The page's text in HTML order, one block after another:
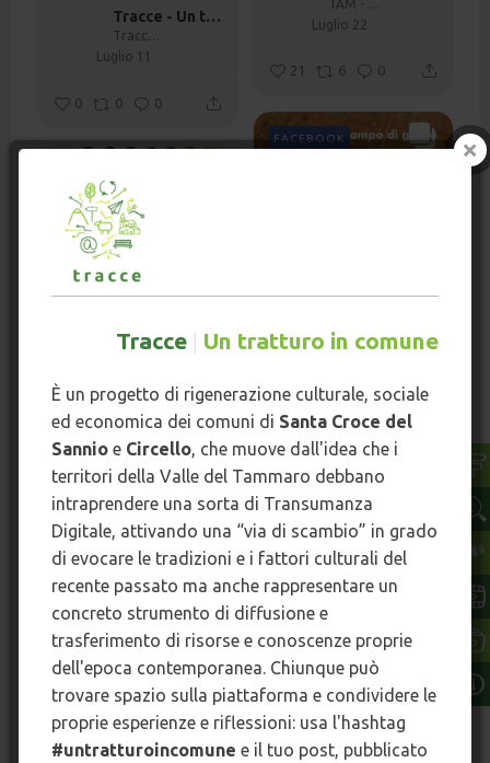
Luglio 22
21 6 0
Tracce - Un tratturo in comune
Luglio 11
0 0 0
Concerto di pianoforte al
tramonto in occasione
della prima mietitura dei
campi della Comunità del
Grano dell’Alto Tammaro.
Le note di Pellegrino
Fortunato entreranno in
dialogo con il paesaggio
agricolo e attiveranno il...
Luglio 9
FACEBOOK
Giada Onlus Cooperativa Sociale p.a.
Giada Onlus Cooperativa Sociale p.a. Luglio 8
36 14 0
LE AREE INTERNE SI
Tracce | Un tratturo in comune
È un progetto di rigenerazione culturale, sociale
ed economica dei comuni di Santa Croce del
Sannioe Circello, che muove dall'idea che i
territori della Valle del Tammaro debbano
intraprendere una sorta di Transumanza
Digitale, attivando una “via di scambio” in grado
di evocare le tradizioni e i fattori culturali del
recente passato ma anche rappresentare un
concreto strumento di diffusione e
trasferimento di risorse e conoscenze proprie
dell'epoca contemporanea. Chiunque può
trovare spazio sulla piattaforma e condividere le
proprie esperienze e riflessioni: usa l'hashtag
#untratturoincomune e il tuo post, pubblicato